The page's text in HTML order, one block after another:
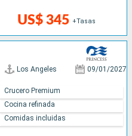
US$ 345 +Tasas
Los Angeles 09/01/2027
Crucero Premium
Cocina refinada
Comidas incluidas